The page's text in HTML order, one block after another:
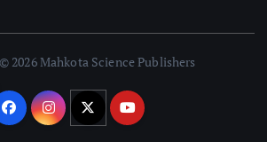
2026 Mahkota Science Publishers